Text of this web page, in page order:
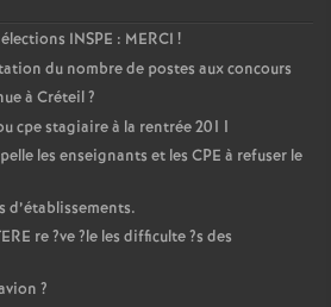
INSPE : MERCI !
du nombre de postes aux concours
à Créteil?
cpe stagiaire à la rentrée 2011
les enseignants et les CPE à refuser le
d’établissements.
re?ve?le les difficulte?s des
?